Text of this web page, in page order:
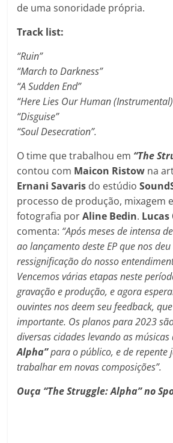
de uma sonoridade própria.
Track list:
“Ruin”
“March to Darkness”
“A Sudden End”
“Here Lies Our Human
“Disguise”
“Soul Desecration”.
O time que trabalhou em “The
contou com Maicon Ristow na
Ernani Savaris do estúdio
processo de produção, mixagem
fotografia porAline Bedin. Lucas
comenta: “Após meses de intensa
ao lançamento deste EP que nos
ressignificação do nosso
Vencemos várias etapas neste
gravação e produção, e agora
ouvintes nos deem seu feedback,
importante. Os planos para 2023
diversas cidades levando as músicas
Alpha”para o público, e de repente
trabalhar em novas composições”.
Ouça “The Struggle: Alpha”no